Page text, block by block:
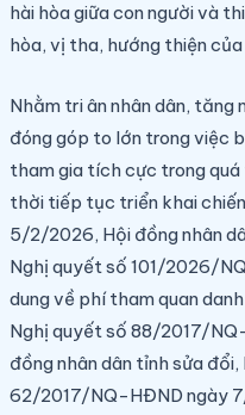
hài hòa giữa con người và
hòa, vị tha, hướng thiện
Nhằm tri ânnhân dân, tăng
đóng góp to lớn trong việc
tham gia tích cực trong
thời tiếp tục triển khai
5/2/2026, Hội đồng nhân
Nghị quyết số 101/2026/
dung về phí tham quan
Nghị quyết số 88/2017/
đồng nhân dân tỉnh sửa
62/2017/NQ-HĐND ngày